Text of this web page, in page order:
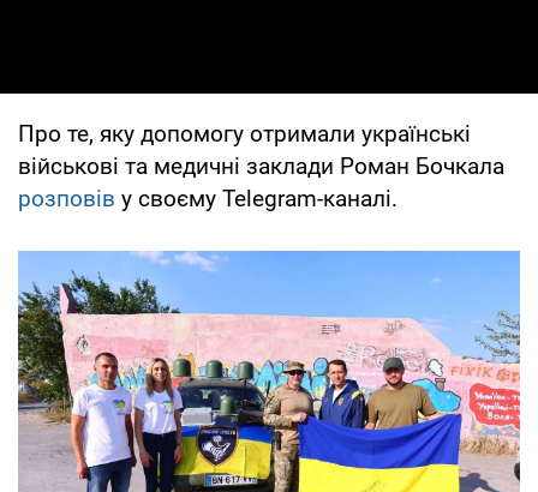
Про те, яку допомогу отримали українські
військові та медичні заклади Роман Бочкала
розповів у своєму Telegram-каналі.